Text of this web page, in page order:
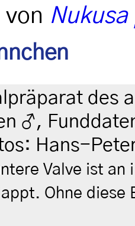
des
♂,
Hans-
Valve ist an
Ohne diese